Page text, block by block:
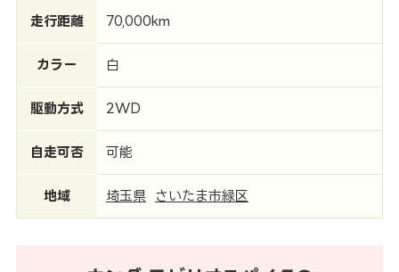
走行距離 70,000km
カラー 白
駆動方式 2WD
自走可否 可能
地域 埼玉県 さいたま市緑区